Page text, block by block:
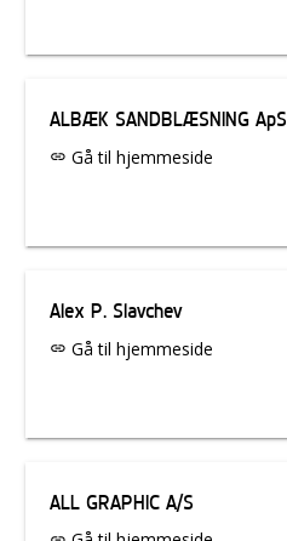
ALBÆK SANDBLÆSNING ApS
link Gå til hjemmeside
Alex P. Slavchev
link Gå til hjemmeside
ALL GRAPHIC A/S